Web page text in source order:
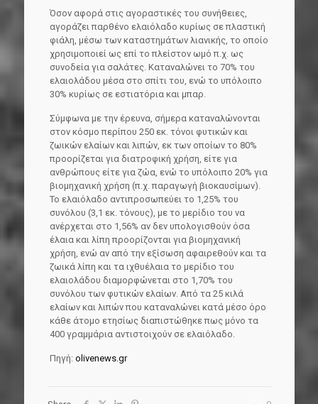
Όσον αφορά στις αγοραστικές του συνήθειες,
αγοράζει παρθένο ελαιόλαδο κυρίως σε πλαστική
φιάλη, μέσω των καταστημάτων λιανικής, το οποίο
χρησιμοποιεί ως επί το πλείστον ωμό π.χ. ως
συνοδεία για σαλάτες. Καταναλώνει το 70% του
ελαιολάδου μέσα στο σπίτι του, ενώ το υπόλοιπο
30% κυρίως σε εστιατόρια και μπαρ.
Σύμφωνα με την έρευνα, σήμερα καταναλώνονται
στον κόσμο περίπου 250 εκ. τόνοι φυτικών και
ζωικών ελαίων και λιπών, εκ των οποίων το 80%
προορίζεται για διατροφική χρήση, είτε για
ανθρώπους είτε για ζώα, ενώ το υπόλοιπο 20% για
βιομηχανική χρήση (π.χ. παραγωγή βιοκαυσίμων).
Το ελαιόλαδο αντιπροσωπεύει το 1,25% του
συνόλου (3,1 εκ. τόνους), με το μερίδιο του να
ανέρχεται στο 1,56% αν δεν υπολογισθούν όσα
έλαια και λίπη προορίζονται για βιομηχανική
χρήση, ενώ αν από την εξίσωση αφαιρεθούν και τα
ζωικά λίπη και τα ιχθυέλαια το μερίδιο του
ελαιολάδου διαμορφώνεται στο 1,70% του
συνόλου των φυτικών ελαίων. Από τα 25 κιλά
ελαίων και λιπών που καταναλώνει κατά μέσο όρο
κάθε άτομο ετησίως διαπιστώθηκε πως μόνο τα
400 γραμμάρια αντιστοιχούν σε ελαιόλαδο.
Πηγή: olivenews.gr